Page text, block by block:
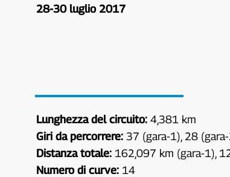
28-30 luglio 2017
Lunghezza del circuito:4,381 km
Giri da percorrere:37 (gara-1), 28
Distanza totale: 162,097 km (gara-1),
Numero di curve: 14